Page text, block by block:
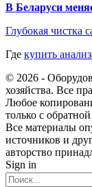
В Беларуси
Глубокая чистка
Где купить
© 2026 -
хозяйства. Все
Любое
только с
Все материалы
источников и
авторство
Sign in